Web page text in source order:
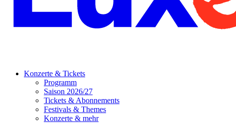
Konzerte & Tickets
Programm
Saison 2026/27
Tickets & Abonnements
Festivals & Themes
Konzerte & mehr